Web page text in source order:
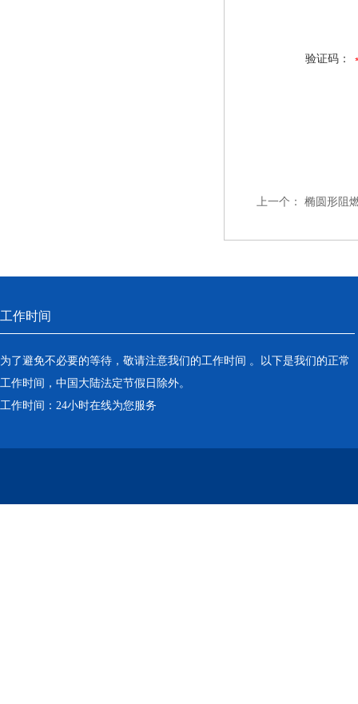
验证码：
上一个： 椭圆形阻
工作时间
为了避免不必要的等待，敬请注意我们的工作时间 。以下是我们的正常
工作时间，中国大陆法定节假日除外。
工作时间：24小时在线为您服务